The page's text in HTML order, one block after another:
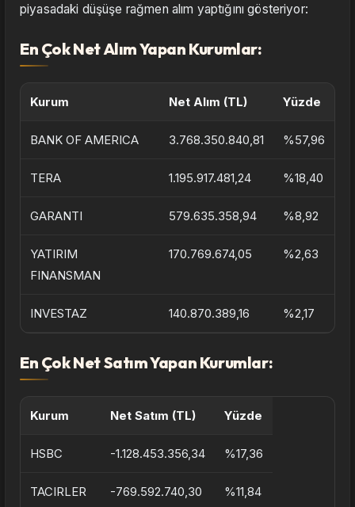
piyasadaki düşüşe rağmen alım yaptığını gösteriyor:
En Çok Net Alım Yapan Kurumlar:
Kurum Net Alım (TL) Yüzde
BANK OF AMERICA 3.768.350.840,81 %57,96
TERA 1.195.917.481,24 %18,40
GARANTI 579.635.358,94 %8,92
YATIRIM
FINANSMAN
170.769.674,05 %2,63
INVESTAZ 140.870.389,16 %2,17
En Çok Net Satım Yapan Kurumlar:
Kurum Net Satım (TL) Yüzde
HSBC -1.128.453.356,34 %17,36
TACIRLER -769.592.740,30 %11,84